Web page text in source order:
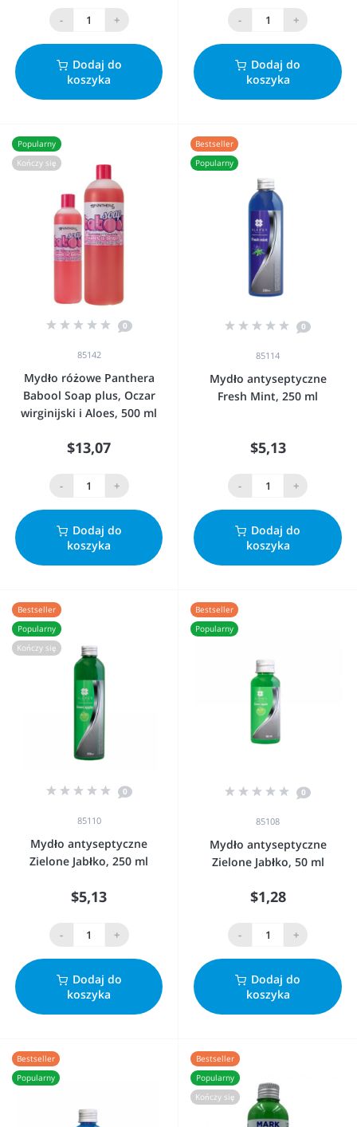
- +
Dodaj do
koszyka
- +
Dodaj do
koszyka
Popularny
Kończy się
0
85142
Mydło różowe Panthera
Babool Soap plus, Oczar
wirginijski i Aloes, 500 ml
$13,07
- +
Dodaj do
koszyka
Bestseller
Popularny
0
85114
Mydło antyseptyczne
Fresh Mint, 250 ml
$5,13
- +
Dodaj do
koszyka
Bestseller
Popularny
Kończy się
0
85110
Mydło antyseptyczne
Zielone Jabłko, 250 ml
$5,13
- +
Dodaj do
koszyka
Bestseller
Popularny
0
85108
Mydło antyseptyczne
Zielone Jabłko, 50 ml
$1,28
- +
Dodaj do
koszyka
Bestseller
Popularny
Bestseller
Popularny
Kończy się